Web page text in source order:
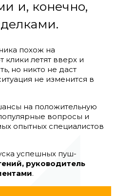
и, конечно,
похож на
клики летят вверх и
но никто не даст
не изменится в
на положительную
вопросы и
опытных специалистов
успешных пуш-
руководитель
.